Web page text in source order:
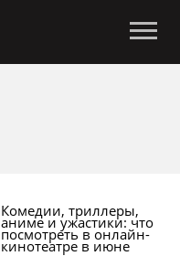
Комедии, триллеры,
аниме и ужастики: что
посмотреть в онлайн-
кинотеатре в июне